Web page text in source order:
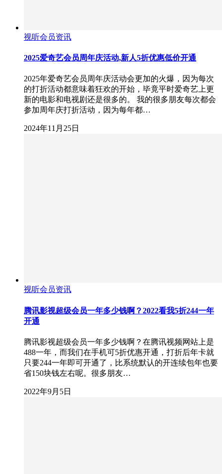
视听会员资讯
2025爱奇艺会员周年庆活动,新人5折优惠低价开通
2025年爱奇艺会员周年庆活动会更加的火爆，因为每次
的打折活动都意味着狂欢的开始，毕竟平时爱奇艺上更
新的电影和电视剧还是很多的。 我的很多朋友每次都会
参加周年庆打折活动，因为每年都…
2024年11月25日
视听会员资讯
腾讯影视超级会员一年多少钱啊？2022看我5折244一年
开通
腾讯影视超级会员一年多少钱啊？在腾讯视频网站上是
488一年，而我们在手机可5折优惠开通，打折后年卡就
只要244一年即可开通了，比系统默认的开连续包年也要
省150块钱左右呢。很多朋友…
2022年9月5日